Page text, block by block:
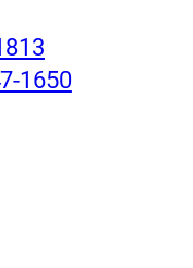
1650